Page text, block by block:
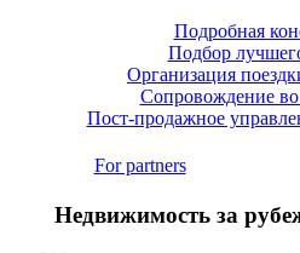
Подробная
Подбор
Организация
Сопровождение во
Пост-продажное
For partners
Недвижимость за